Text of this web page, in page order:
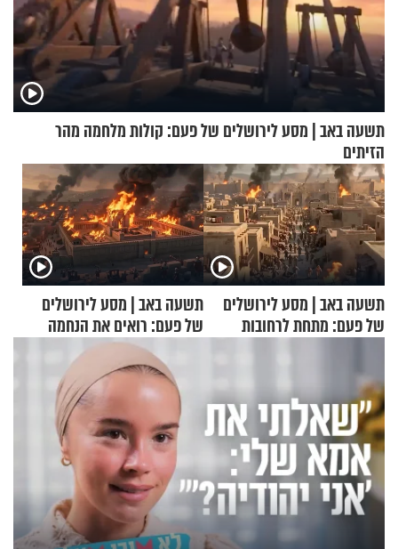
תשעה באב | מסע לירושלים של פעם: קולות מלחמה מהר
הזיתים
תשעה באב | מסע לירושלים
של פעם: מתחת לרחובות
תשעה באב | מסע לירושלים
של פעם: רואים את הנחמה